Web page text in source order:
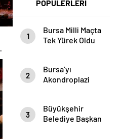
POPÜLERLERİ
1
Bursa Milli Maçta
Tek Yürek Oldu
2
Bursa’yı
Akondroplazi
3
Büyükşehir
Belediye Başkan